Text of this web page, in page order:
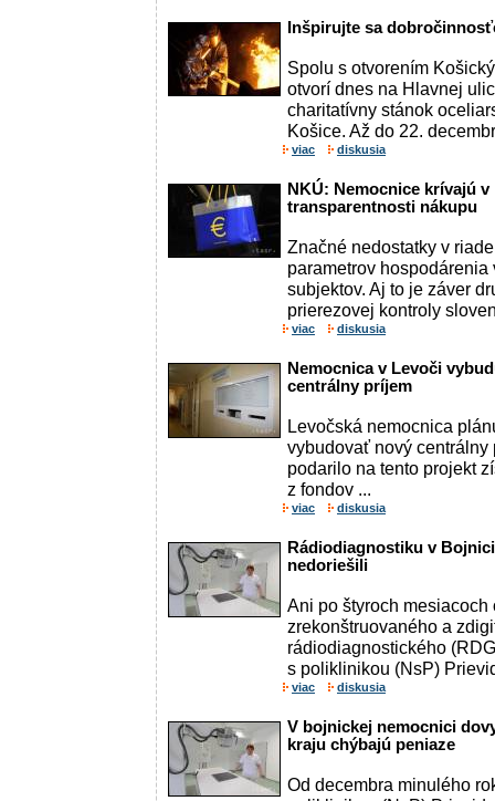
Inšpirujte sa
Spolu s otvorením
otvorí dnes na Hlavnej
charitatívny stánok
Košice. Až do 22.
viac diskusia
NKÚ: Nemocnice krívajú
transparentnosti nákupu
Značné nedostatky v
parametrov
subjektov. Aj to je záver
prierezovej kontroly
viac diskusia
Nemocnica v Levoči
centrálny príjem
Levočská nemocnica
vybudovať nový centrálny
podarilo na tento projekt
z fondov ...
viac diskusia
Rádiodiagnostiku v
nedoriešili
Ani po štyroch mesiacoch
zrekonštruovaného a
rádiodiagnostického
s poliklinikou (NsP)
viac diskusia
V bojnickej nemocnici
kraju chýbajú peniaze
Od decembra minulého